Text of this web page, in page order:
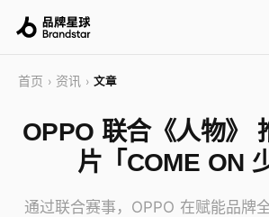
首页 › 资讯 › 文章
OPPO 联合《人物》
片「COME ON
通过联合赛事，OPPO 在赋能品牌